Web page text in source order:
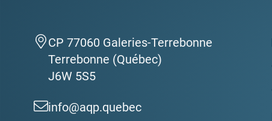
CP 77060 Galeries-Terrebonne
Terrebonne (Québec)
J6W 5S5
info@aqp.quebec